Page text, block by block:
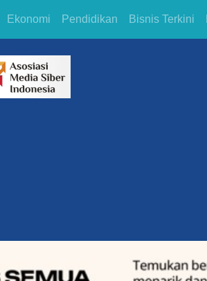
Ekonomi Pendidikan Bisnis Terkini